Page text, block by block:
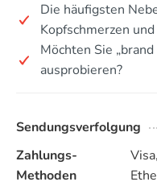
Die häufigsten
Kopfschmerzen
Möchten Sie
ausprobieren?
Sendungsverfolgung
Zahlungs-
Methoden